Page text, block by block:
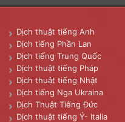
Dịch thuật tiếng Anh
Dịch tiếng Phần Lan
Dịch tiếng Trung Quốc
Dịch thuật tiếng Pháp
Dịch thuật tiếng Nhật
Dịch tiếng Nga Ukraina
Dịch Thuật Tiếng Đức
Dịch thuật tiếng Ý- Italia